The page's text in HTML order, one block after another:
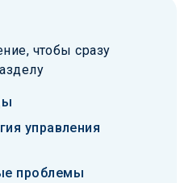
чтобы сразу
управления
проблемы